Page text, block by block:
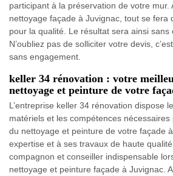
participant à la préservation de votre mur.
nettoyage façade à Juvignac, tout se fera
pour la qualité. Le résultat sera ainsi sans
N’oubliez pas de solliciter votre devis,
sans engagement.
keller 34 rénovation : votre
nettoyage et peinture de votre
L’entreprise keller 34 rénovation dispose
matériels et les compétences nécessaires
du nettoyage et peinture de votre façade
expertise et à ses travaux de haute
compagnon et conseiller indispensable
nettoyage et peinture façade à Juvignac.